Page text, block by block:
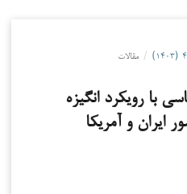
/ مقالات
با رویکرد انگیزه
و آمریکا